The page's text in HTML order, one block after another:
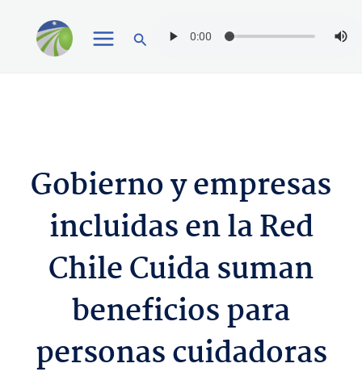
Buscar
Gobierno y empresas
incluidas en la Red
Chile Cuida suman
beneficios para
personas cuidadoras